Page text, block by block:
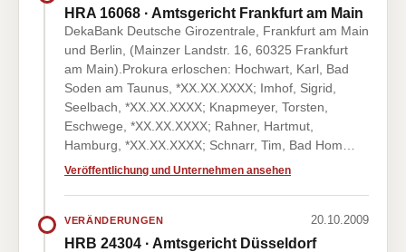
HRA 16068 · Amtsgericht Frankfurt am Main
DekaBank Deutsche Girozentrale, Frankfurt am Main
und Berlin, (Mainzer Landstr. 16, 60325 Frankfurt
am Main).Prokura erloschen: Hochwart, Karl, Bad
Soden am Taunus, *XX.XX.XXXX; Imhof, Sigrid,
Seelbach, *XX.XX.XXXX; Knapmeyer, Torsten,
Eschwege, *XX.XX.XXXX; Rahner, Hartmut,
Hamburg, *XX.XX.XXXX; Schnarr, Tim, Bad Hom…
Veröffentlichung und Unternehmen ansehen
VERÄNDERUNGEN 20.10.2009
HRB 24304 · Amtsgericht Düsseldorf